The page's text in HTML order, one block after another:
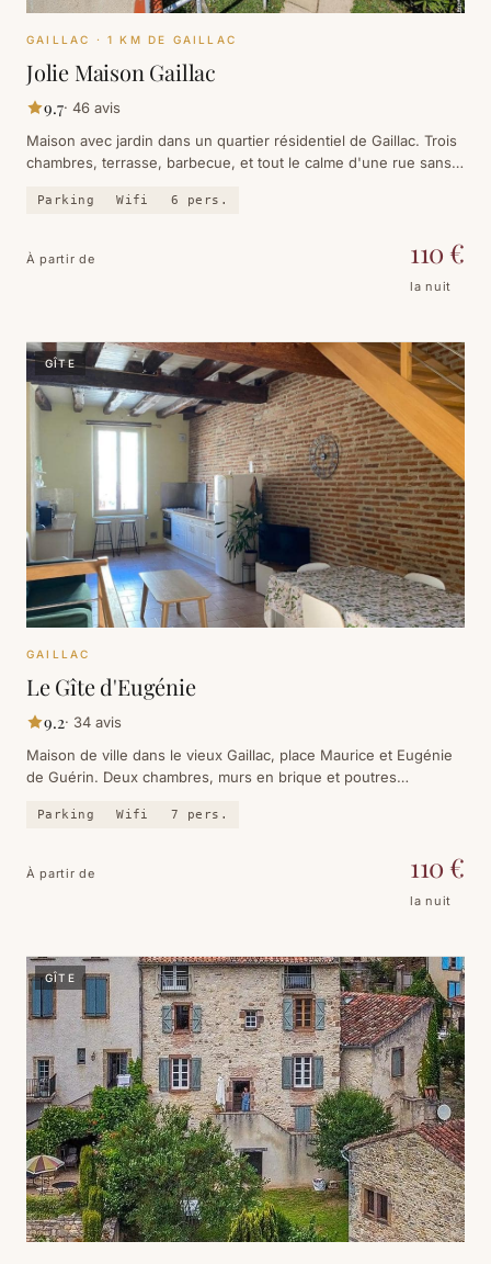
GAILLAC · 1 KM DE GAILLAC
Jolie Maison Gaillac
9.7· 46 avis
Maison avec jardin dans un quartier résidentiel de Gaillac. Trois
chambres, terrasse, barbecue, et tout le calme d'une rue sans
Parking Wifi 6 pers.
À partir de 110 €
la nuit
GÎTE
GAILLAC
Le Gîte d'Eugénie
9.2· 34 avis
Maison de ville dans le vieux Gaillac, place Maurice et Eugénie
de Guérin. Deux chambres, murs en brique et poutres
d'amis.
Parking Wifi 7 pers.
À partir de 110 €
la nuit
GÎTE